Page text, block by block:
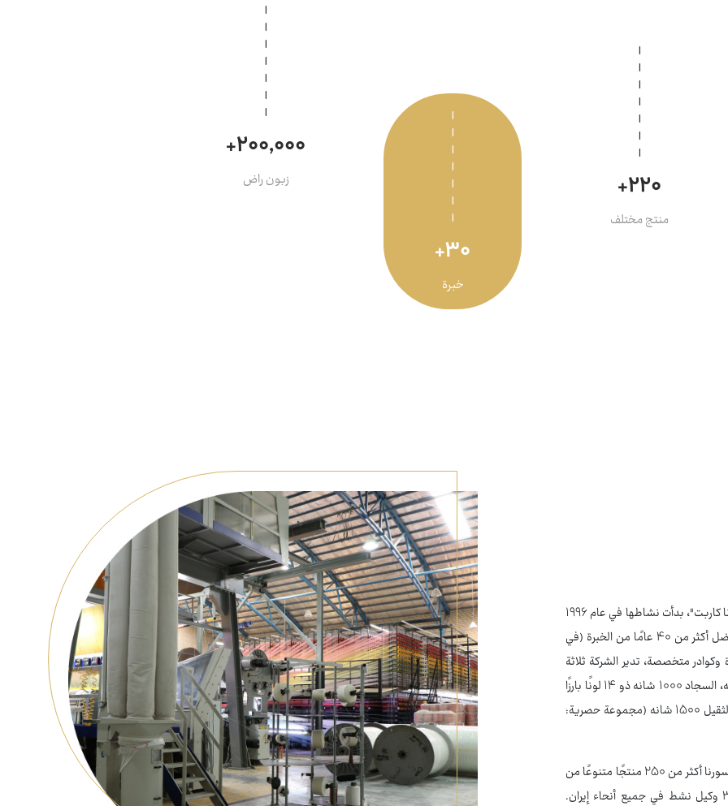
220+
منتج مختلف
30+
خبرة
200,000+
زبون راض
شركة سورنا للسجاد الإيراني، التي تعمل تحت العلامة التجارية "سورنا كاربت"، بدأت نشاطها في عام 1996
في مدينة أران وبيدكل (في مجال صناعة السجاد الميكانيكي). وبفضل أكثر من 40 عامًا من الخبرة (في
متخصصة، تدير الشركة ثلاثة
وحدات إنتاج منفصلة، تُنتج من خلالها السجاد الميكانيكي 700 شانه، السجاد 1000 شانه ذو 14 لونًا بارزًا
(مجموعة حصرية: ساشلي)، السجاد اليدوي 1200 شانه، والسجاد الثقيل 1500 شانه (مجموعة حصرية:
باستخدام أفضل المواد الخام وأحدث التقنيات العالمية، تنتج شركة سورنا أكثر من 250 منتجًا متنوعًا من
حيث ألوان الخلفية والتصاميم، وتوزعها عبر شبكة مكونة من 300 وكيل نشط في جميع أنحاء إيران.